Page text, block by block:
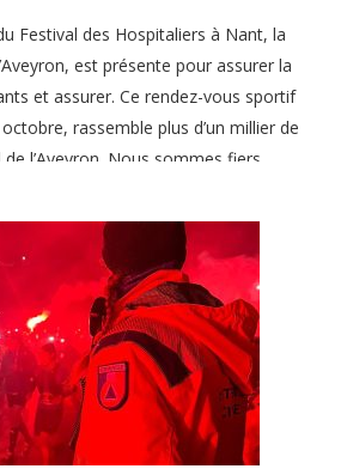
Festival des Hospitaliers à Nant, la
est présente pour assurer la
et assurer. Ce rendez-vous sportif
rassemble plus d’un millier de
l’Aveyron. Nous sommes fiers
notre expertise et notre engagement
au Festival des Hospitaliers Notre
se mobilise tout au long du week-end
postes de secours sur les différents
à la disponibilité et à la réactivité